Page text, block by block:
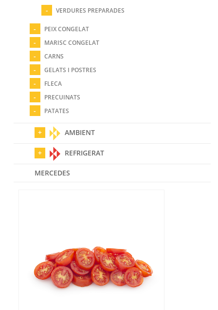
VERDURES PREPARADES
PEIX CONGELAT
MARISC CONGELAT
CARNS
GELATS I POSTRES
FLECA
PRECUINATS
PATATES
AMBIENT
REFRIGERAT
MERCEDES